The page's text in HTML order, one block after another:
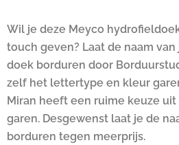
Wil je deze Meyco
touch geven? Laat de naam
doek borduren door
zelf het lettertype en kleur
Miran heeft een ruime keuze
garen. Desgewenst laat je de
borduren tegen meerprijs.